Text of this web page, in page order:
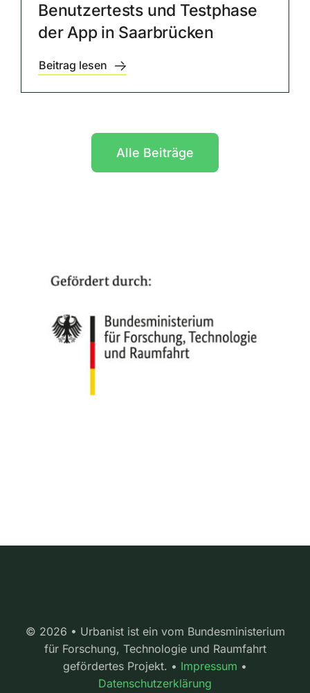
Benutzertests und Testphase
der App in Saarbrücken
Beitrag lesen
Alle Beiträge
© 2026 • Urbanist ist ein vom Bundesministerium
für Forschung, Technologie und Raumfahrt
gefördertes Projekt. • Impressum •
Datenschutzerklärung